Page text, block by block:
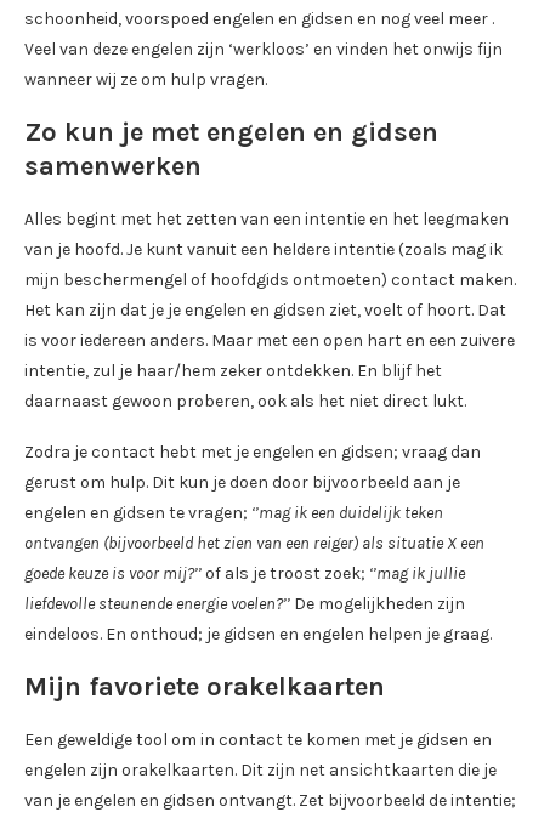
schoonheid, voorspoed engelen en gidsen en nog veel meer .
Veel van deze engelen zijn ‘werkloos’ en vinden het onwijs fijn
wanneer wij ze om hulp vragen.
Zo kun je met engelen en gidsen
samenwerken
Alles begint met het zetten van een intentie en het leegmaken
van je hoofd. Je kunt vanuit een heldere intentie (zoals mag ik
mijn beschermengel of hoofdgids ontmoeten) contact maken.
Het kan zijn dat je je engelen en gidsen ziet, voelt of hoort. Dat
is voor iedereen anders. Maar met een open hart en een zuivere
intentie, zul je haar/hem zeker ontdekken. En blijf het
daarnaast gewoon proberen, ook als het niet direct lukt.
Zodra je contact hebt met je engelen en gidsen; vraag dan
gerust om hulp. Dit kun je doen door bijvoorbeeld aan je
engelen en gidsen te vragen; ‘’mag ik een duidelijk teken
ontvangen (bijvoorbeeld het zien van een reiger) als situatie X een
goede keuze is voor mij?’’of als je troost zoek; ‘’mag ik jullie
liefdevolle steunende energie voelen?’’ De mogelijkheden zijn
eindeloos. En onthoud; je gidsen en engelen helpen je graag.
Mijn favoriete orakelkaarten
Een geweldige tool om in contact te komen met je gidsen en
engelen zijn orakelkaarten. Dit zijn net ansichtkaarten die je
van je engelen en gidsen ontvangt. Zet bijvoorbeeld de intentie;